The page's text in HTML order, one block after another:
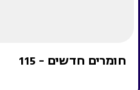
חומרים חדשים - 115